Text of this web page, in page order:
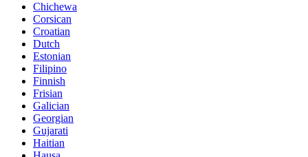
Chichewa
Corsican
Croatian
Dutch
Estonian
Filipino
Finnish
Frisian
Galician
Georgian
Gujarati
Haitian